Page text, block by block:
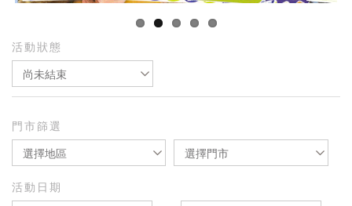
活動狀態
尚未結束
門市篩選
選擇地區 選擇門市
活動日期